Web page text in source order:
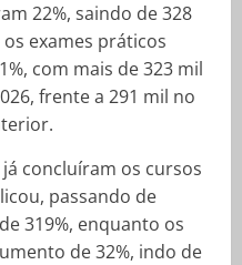
22%, saindo de 328
exames práticos
com mais de 323 mil
frente a 291 mil no
concluíram os cursos
passando de
319%, enquanto os
de 32%, indo de